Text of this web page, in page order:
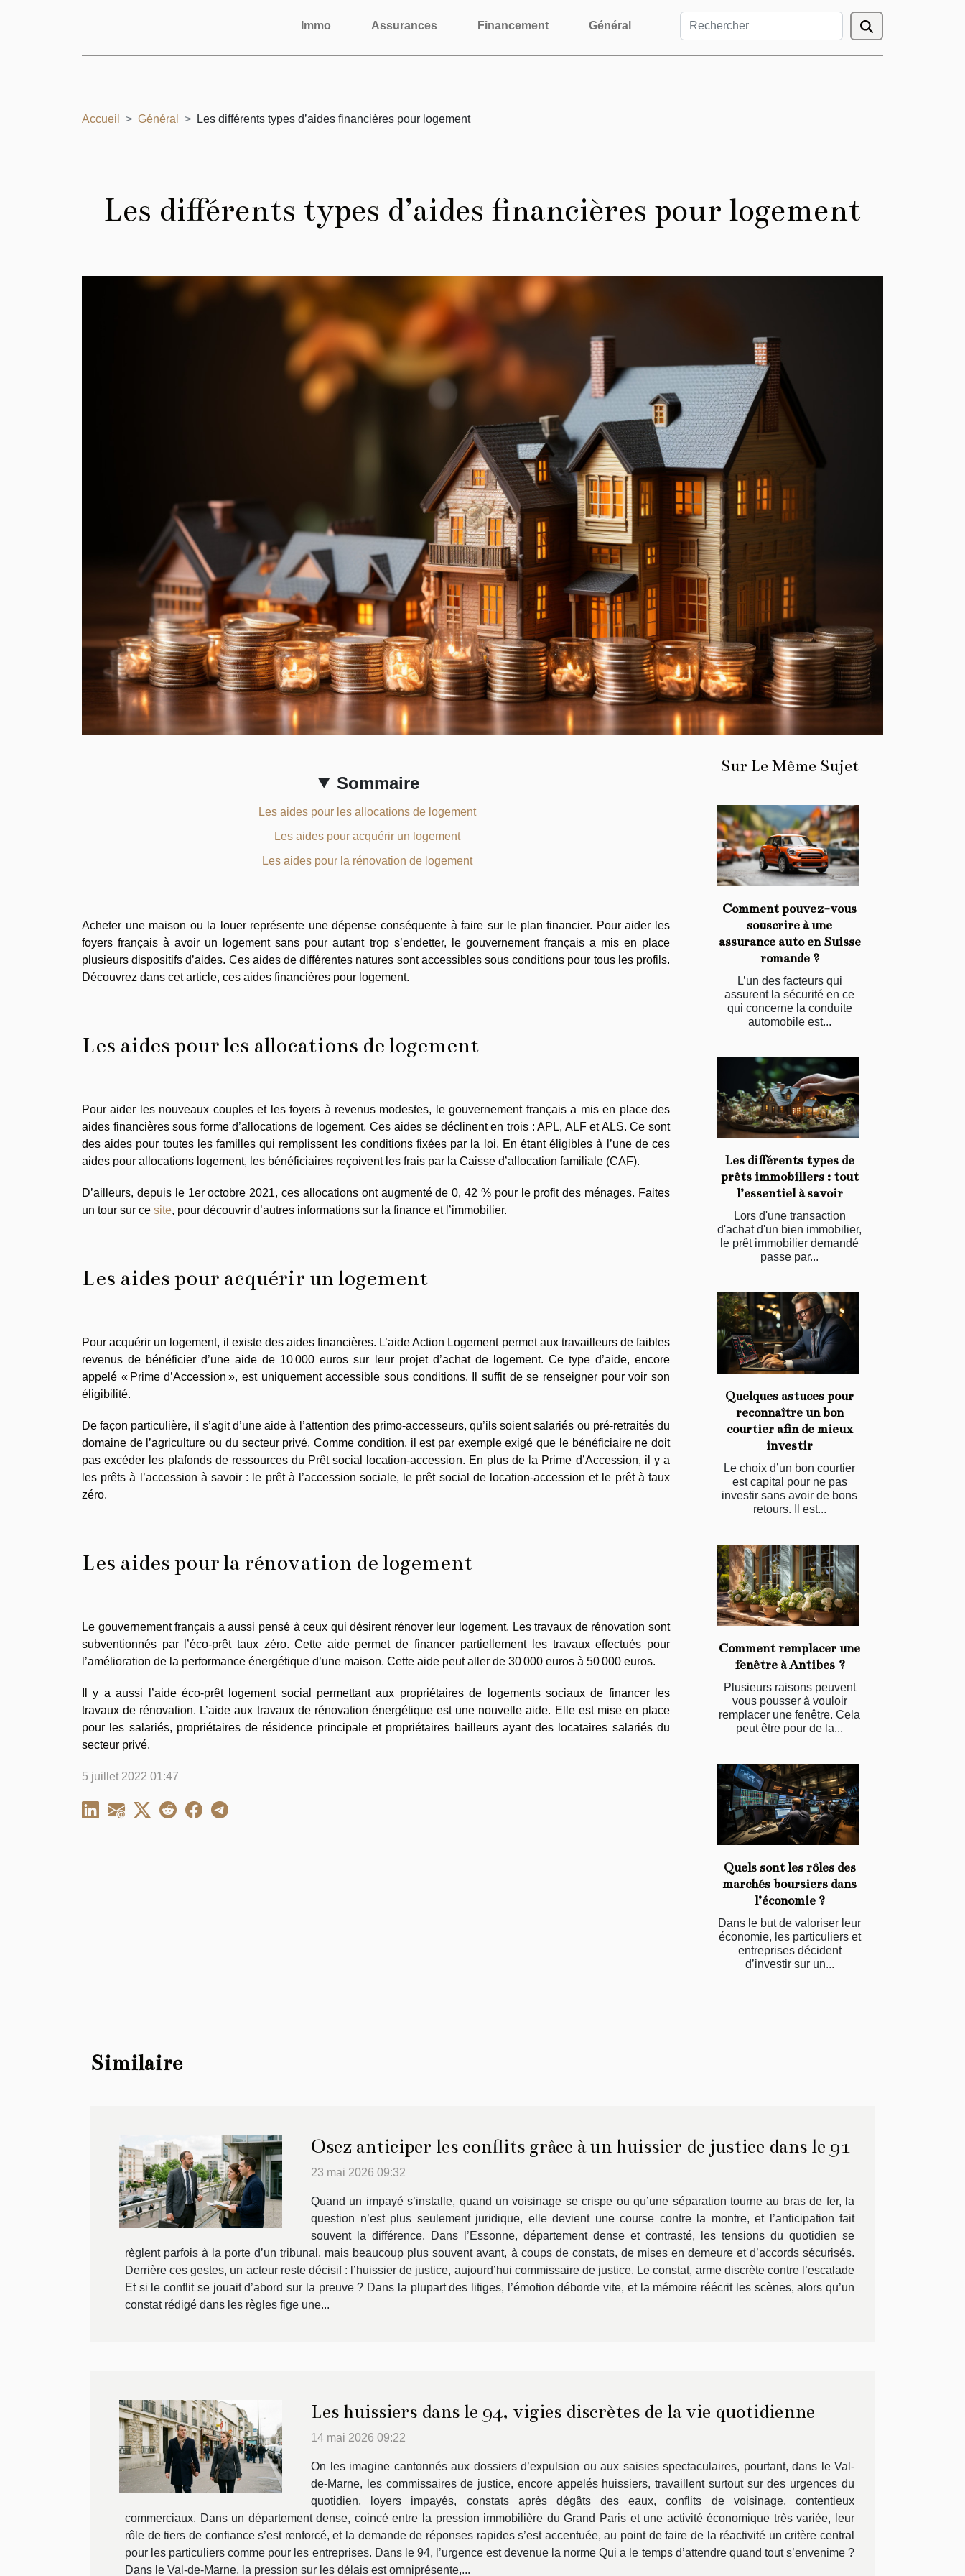
Immo Assurances Financement Général
Accueil Général Les différents types d’aides financières pour logement
Les différents types d’aides financières pour logement
Sommaire
Les aides pour les allocations de logement
Les aides pour acquérir un logement
Les aides pour la rénovation de logement
Acheter une maison ou la louer représente une dépense conséquente à faire sur le plan financier. Pour aider les
foyers français à avoir un logement sans pour autant trop s’endetter, le gouvernement français a mis en place
plusieurs dispositifs d’aides. Ces aides de différentes natures sont accessibles sous conditions pour tous les profils.
Découvrez dans cet article, ces aides financières pour logement.
Les aides pour les allocations de logement
Pour aider les nouveaux couples et les foyers à revenus modestes, le gouvernement français a mis en place des
aides financières sous forme d’allocations de logement. Ces aides se déclinent en trois : APL, ALF et ALS. Ce sont
des aides pour toutes les familles qui remplissent les conditions fixées par la loi. En étant éligibles à l’une de ces
aides pour allocations logement, les bénéficiaires reçoivent les frais par la Caisse d’allocation familiale (CAF).
D’ailleurs, depuis le 1er octobre 2021, ces allocations ont augmenté de 0, 42 % pour le profit des ménages. Faites
un tour sur ce site, pour découvrir d’autres informations sur la finance et l’immobilier.
Les aides pour acquérir un logement
Pour acquérir un logement, il existe des aides financières. L’aide Action Logement permet aux travailleurs de faibles
revenus de bénéficier d’une aide de 10 000 euros sur leur projet d’achat de logement. Ce type d’aide, encore
appelé « Prime d’Accession », est uniquement accessible sous conditions. Il suffit de se renseigner pour voir son
éligibilité.
De façon particulière, il s’agit d’une aide à l’attention des primo-accesseurs, qu’ils soient salariés ou pré-retraités du
domaine de l’agriculture ou du secteur privé. Comme condition, il est par exemple exigé que le bénéficiaire ne doit
pas excéder les plafonds de ressources du Prêt social location-accession. En plus de la Prime d’Accession, il y a
les prêts à l’accession à savoir : le prêt à l’accession sociale, le prêt social de location-accession et le prêt à taux
zéro.
Les aides pour la rénovation de logement
Le gouvernement français a aussi pensé à ceux qui désirent rénover leur logement. Les travaux de rénovation sont
subventionnés par l’éco-prêt taux zéro. Cette aide permet de financer partiellement les travaux effectués pour
l’amélioration de la performance énergétique d’une maison. Cette aide peut aller de 30 000 euros à 50 000 euros.
Il y a aussi l’aide éco-prêt logement social permettant aux propriétaires de logements sociaux de financer les
travaux de rénovation. L’aide aux travaux de rénovation énergétique est une nouvelle aide. Elle est mise en place
pour les salariés, propriétaires de résidence principale et propriétaires bailleurs ayant des locataires salariés du
secteur privé.
5 juillet 2022 01:47
Sur Le Même Sujet
Comment pouvez-vous
souscrire à une
assurance auto en Suisse
romande ?
L’un des facteurs qui
assurent la sécurité en ce
qui concerne la conduite
automobile est...
Les différents types de
prêts immobiliers : tout
l’essentiel à savoir
Lors d'une transaction
d'achat d'un bien immobilier,
le prêt immobilier demandé
passe par...
Quelques astuces pour
reconnaître un bon
courtier afin de mieux
investir
Le choix d’un bon courtier
est capital pour ne pas
investir sans avoir de bons
retours. Il est...
Comment remplacer une
fenêtre à Antibes ?
Plusieurs raisons peuvent
vous pousser à vouloir
remplacer une fenêtre. Cela
peut être pour de la...
Quels sont les rôles des
marchés boursiers dans
l’économie ?
Dans le but de valoriser leur
économie, les particuliers et
entreprises décident
d’investir sur un...
Similaire
Osez anticiper les conflits grâce à un huissier de justice dans le 91
23 mai 2026 09:32
Quand un impayé s’installe, quand un voisinage se crispe ou qu’une séparation tourne au bras de fer, la
question n’est plus seulement juridique, elle devient une course contre la montre, et l’anticipation fait
souvent la différence. Dans l’Essonne, département dense et contrasté, les tensions du quotidien se
règlent parfois à la porte d’un tribunal, mais beaucoup plus souvent avant, à coups de constats, de mises en demeure et d’accords sécurisés.
Derrière ces gestes, un acteur reste décisif : l’huissier de justice, aujourd’hui commissaire de justice. Le constat, arme discrète contre l’escalade
Et si le conflit se jouait d’abord sur la preuve ? Dans la plupart des litiges, l’émotion déborde vite, et la mémoire réécrit les scènes, alors qu’un
constat rédigé dans les règles fige une...
Les huissiers dans le 94, vigies discrètes de la vie quotidienne
14 mai 2026 09:22
On les imagine cantonnés aux dossiers d’expulsion ou aux saisies spectaculaires, pourtant, dans le Val-
de-Marne, les commissaires de justice, encore appelés huissiers, travaillent surtout sur des urgences du
quotidien, loyers impayés, constats après dégâts des eaux, conflits de voisinage, contentieux
commerciaux. Dans un département dense, coincé entre la pression immobilière du Grand Paris et une activité économique très variée, leur
rôle de tiers de confiance s’est renforcé, et la demande de réponses rapides s’est accentuée, au point de faire de la réactivité un critère central
pour les particuliers comme pour les entreprises. Dans le 94, l’urgence est devenue la norme Qui a le temps d’attendre quand tout s’envenime ?
Dans le Val-de-Marne, la pression sur les délais est omniprésente,...